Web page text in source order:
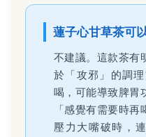
蓮子心甘草茶可
不建議。這款茶有
於「攻邪」的調
喝，可能導致脾胃
「感覺有需要時再
壓力大嘴破時，